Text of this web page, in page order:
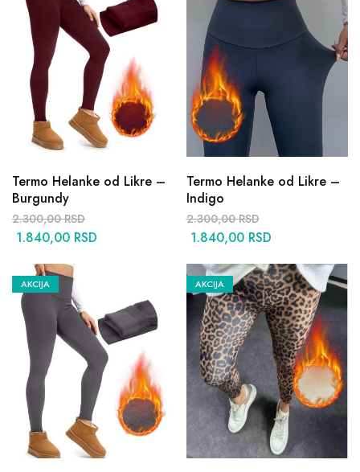
Termo Helanke od Likre –
Burgundy
2.300,00RSD
1.840,00 RSD
Termo Helanke od Likre –
Indigo
2.300,00RSD
1.840,00 RSD
AKCIJA AKCIJA